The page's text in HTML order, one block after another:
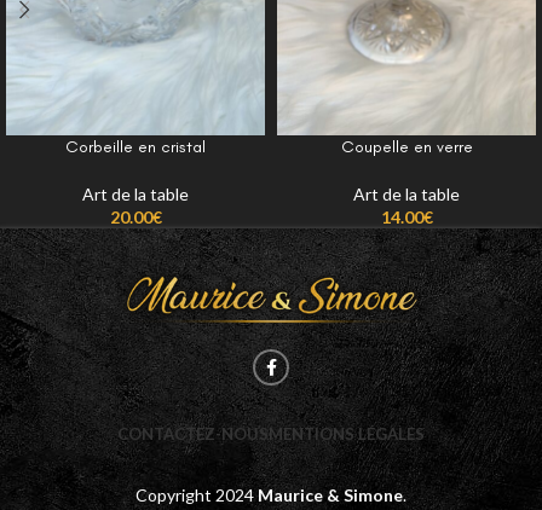
Corbeille en cristal
Art de la table
20.00€
Coupelle en verre
Art de la table
14.00€
CONTACTEZ-NOUSMENTIONS LÉGALES
Copyright 2024Maurice & Simone.